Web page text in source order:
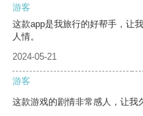
游客
这款app是我旅行的好帮手，让
人情。
2024-05-21
游客
这款游戏的剧情非常感人，让我